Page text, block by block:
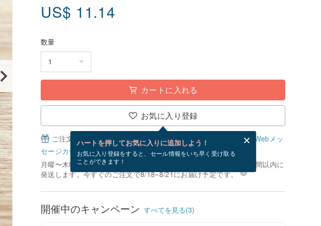
US$ 11.14
数量
カートに入れる
お気に入り登録
ハートを押してお気に入りに追加しよう！
お気に入り登録をすると、セール情報をいち早く受け取る
ことができます！
ご注文完了後、無料でWebメッセージカードを作成できます。
Webメッ
セージカードとは？
月曜〜木曜にご注文いただく場合、お支払いが確認でき次第、24時間以内に
発送します。今すぐのご注文で8/18~8/21にお届け予定です。
開催中のキャンペーン すべてを見る(3)